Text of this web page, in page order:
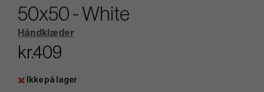
50x50 - White
Håndklæder
kr.409
Ikke på lager